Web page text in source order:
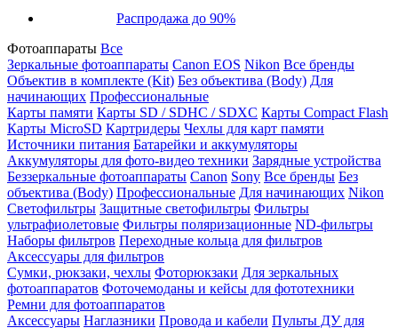
Распродажа до 90%
Фотоаппараты Все
Зеркальные фотоаппараты Canon EOS Nikon Все бренды
Объектив в комплекте (Kit) Без объектива (Body) Для
начинающих Профессиональные
Карты памяти Карты SD / SDHC / SDXC Карты Compact Flash
Карты MicroSD Картридеры Чехлы для карт памяти
Источники питания Батарейки и аккумуляторы
Аккумуляторы для фото-видео техники Зарядные устройства
Беззеркальные фотоаппараты Canon Sony Все бренды Без
объектива (Body) Профессиональные Для начинающих Nikon
Светофильтры Защитные светофильтры Фильтры
ультрафиолетовые Фильтры поляризационные ND-фильтры
Наборы фильтров Переходные кольца для фильтров
Аксессуары для фильтров
Сумки, рюкзаки, чехлы Фоторюкзаки Для зеркальных
фотоаппаратов Фоточемоданы и кейсы для фототехники
Ремни для фотоаппаратов
Аксессуары Наглазники Провода и кабели Пульты ДУ для